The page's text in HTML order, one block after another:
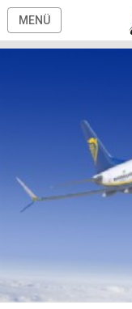
MENÜ